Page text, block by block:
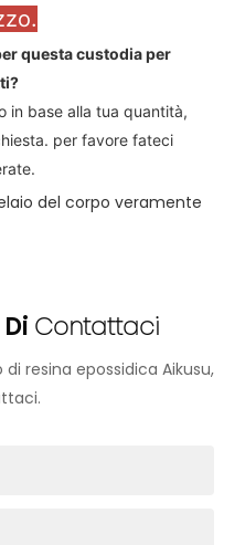
questa custodia per
in base alla tua quantità,
per favore fateci
del corpo veramente
Contattaci
resina epossidica Aikusu,